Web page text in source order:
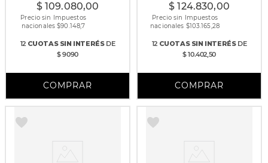
$ 109.080,00
Precio sin Impuestos
nacionales $90.148,7
12CUOTAS SIN INTERÉSDE
$ 9090
$ 124.830,00
Precio sin Impuestos
nacionales $103.165,28
12CUOTAS SIN INTERÉSDE
$ 10.402,50